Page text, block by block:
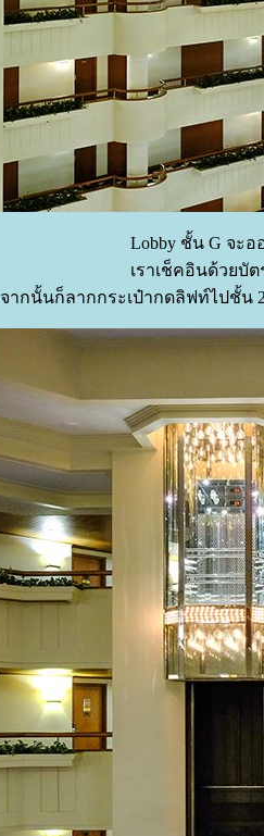
Lobby ชั้น G จะ
เราเช็คอินด้วยบั
จากนั้นก็ลากกระเป๋ากดลิฟท์ไปชั้น